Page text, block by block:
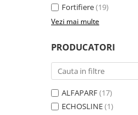
Fortifiere(19)
Vezi mai multe
PRODUCATORI
ALFAPARF(17)
ECHOSLINE(1)